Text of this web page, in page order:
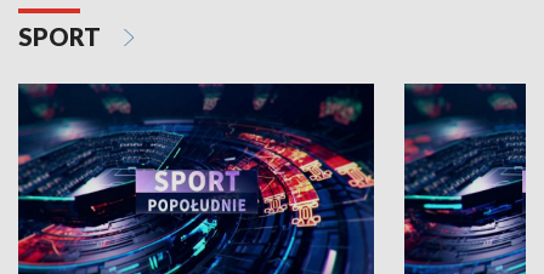
SPORT